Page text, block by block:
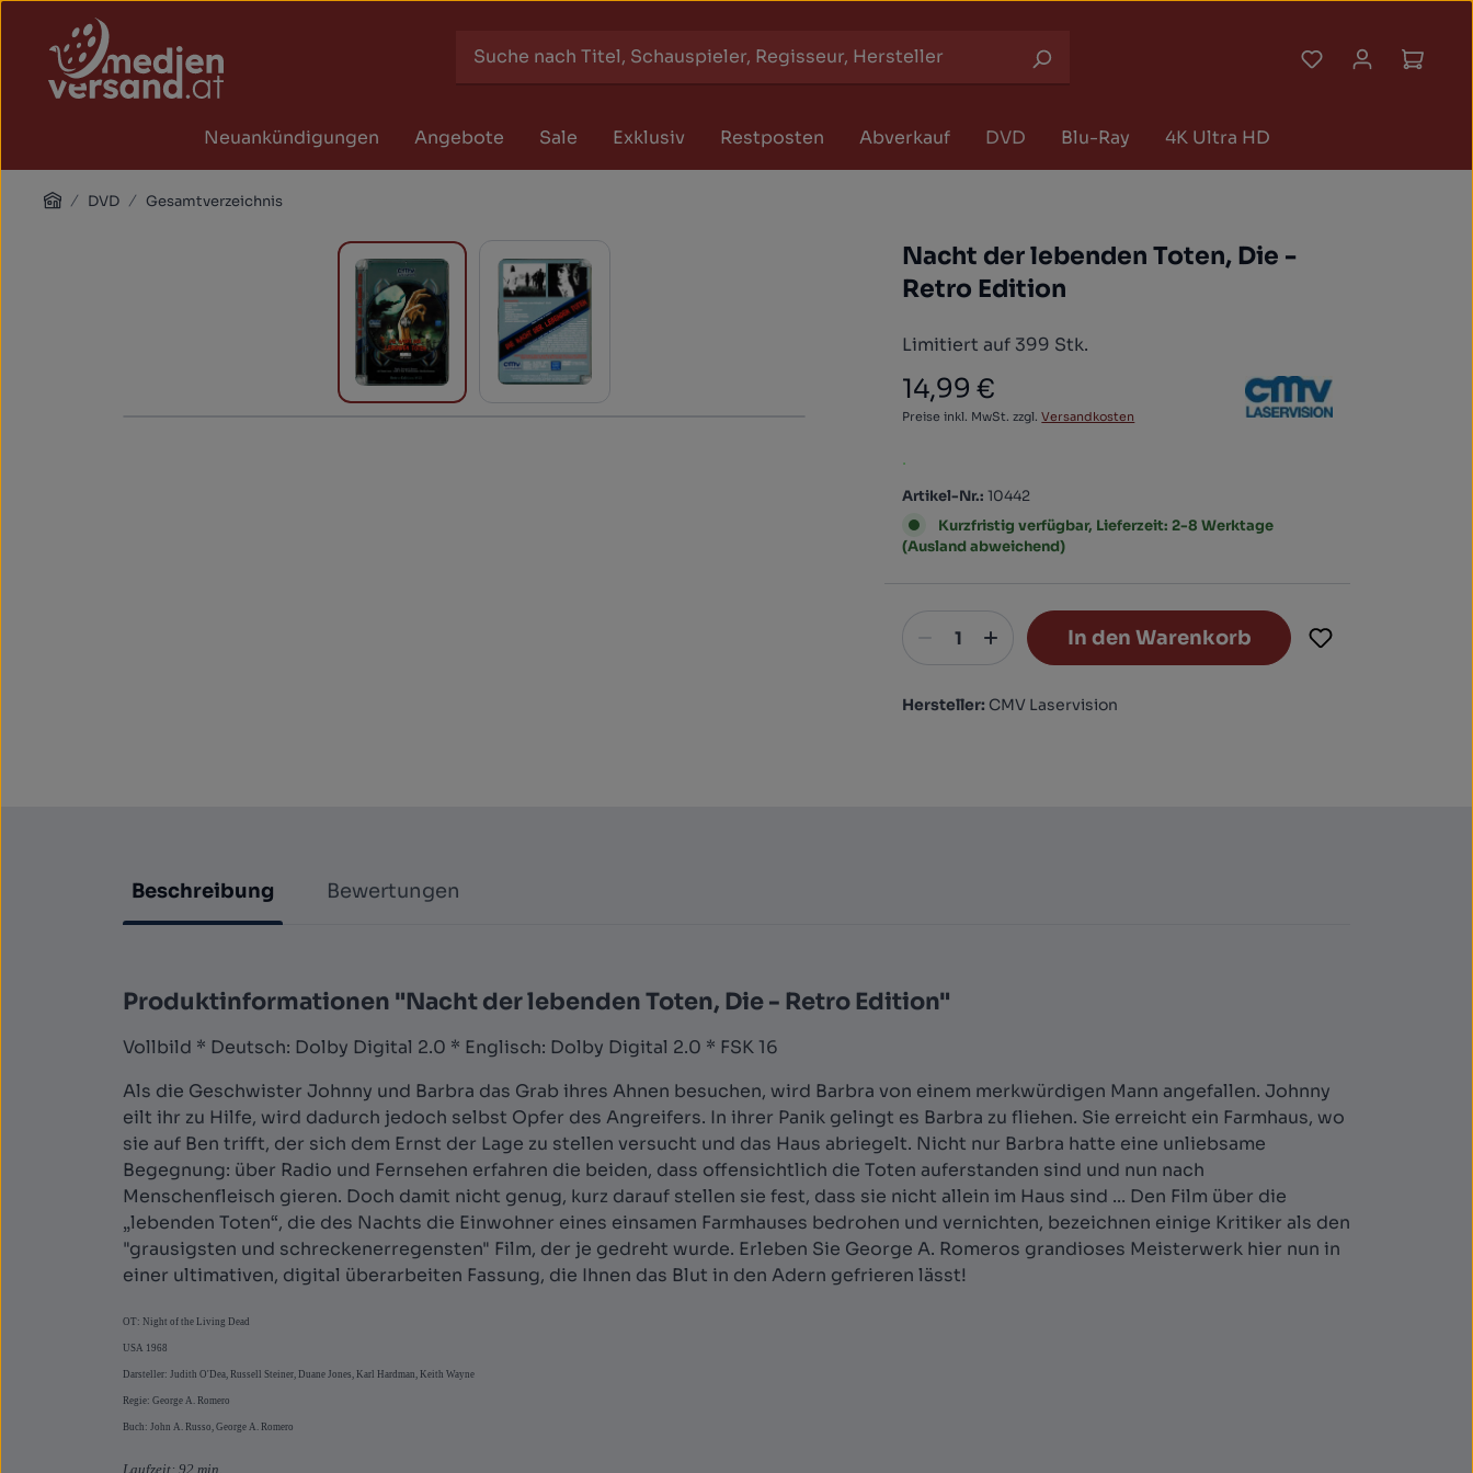
Zum Hauptinhalt springen
Zur Suche springen
Zur Hauptnavigation springen
Du hast 0
Neuankündigungen Angebote Sale Exklusiv Restposten Abverkauf DVD Blu-Ray 4K Ultra HD
HomeDVD Gesamtverzeichnis
Bildergalerie überspringen
Nacht der lebenden Toten, Die -
Retro Edition
Limitiert auf 399 Stk.
Regulärer Preis:
14,99 €
Preise inkl. MwSt. zzgl.Versandkosten
.
Artikel-Nr.:10442
Kurzfristig verfügbar, Lieferzeit: 2-8 Werktage
(Ausland abweichend)
In den Warenkorb
Hersteller: CMV Laservision
Beschreibung Bewertungen
Produktinformationen "Nacht der lebenden Toten, Die - Retro Edition"
Vollbild * Deutsch: Dolby Digital 2.0 * Englisch: Dolby Digital 2.0 * FSK 16
Als die Geschwister Johnny und Barbra das Grab ihres Ahnen besuchen, wird Barbra von einem merkwürdigen Mann angefallen. Johnny
eilt ihr zu Hilfe, wird dadurch jedoch selbst Opfer des Angreifers. In ihrer Panik gelingt es Barbra zu fliehen. Sie erreicht ein Farmhaus, wo
sie auf Ben trifft, der sich dem Ernst der Lage zu stellen versucht und das Haus abriegelt. Nicht nur Barbra hatte eine unliebsame
Begegnung: über Radio und Fernsehen erfahren die beiden, dass offensichtlich die Toten auferstanden sind und nun nach
Menschenfleisch gieren. Doch damit nicht genug, kurz darauf stellen sie fest, dass sie nicht allein im Haus sind ... Den Film über die
„lebenden Toten“, die des Nachts die Einwohner eines einsamen Farmhauses bedrohen und vernichten, bezeichnen einige Kritiker als den
"grausigsten und schreckenerregensten" Film, der je gedreht wurde. Erleben Sie George A. Romeros grandioses Meisterwerk hier nun in
einer ultimativen, digital überarbeiten Fassung, die Ihnen das Blut in den Adern gefrieren lässt!
OT: Night of the Living Dead
USA 1968
Darsteller: Judith O'Dea, Russell Steiner, Duane Jones, Karl Hardman, Keith Wayne
Regie: George A. Romero
Buch: John A. Russo, George A. Romero
Laufzeit: 92 min.